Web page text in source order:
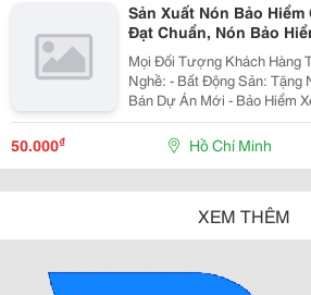
Sản Xuất Nón Bảo Hiểm
Đạt Chuẩn, Nón Bảo
Mọi Đối Tượng Khách Hàng
Nghề: - Bất Động Sản: Tặng Nón Cho Buổi Thảo Mở
Bán Dự Án Mới - Bảo Hiểm Xe Máy: Mua Bảo Hiểm 2
Năm Tặng Nón Bảo Hiểm. - Vinaphone. Mobifone,
50.000₫ Hồ Chí Minh
XEM THÊM